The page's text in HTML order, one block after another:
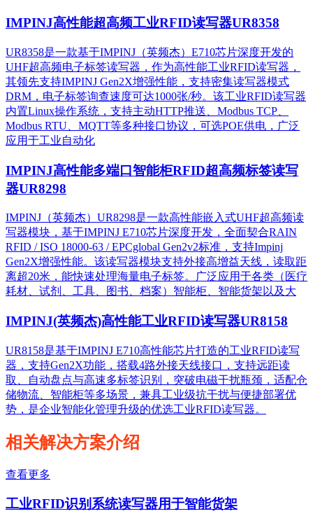
IMPINJ高性能超高频工业RFID读写器UR8358
UR8358是一款基于IMPINJ（英频杰）E710芯片深度开发的
UHF超高频电子标签读写器，作为高性能工业RFID读写器，
其领先支持IMPINJ Gen2X增强性能，支持密集读写器模式
DRM，电子标签询查速度可达1000张/秒。该工业RFID读写器
内置Linux操作系统，支持主动HTTP推送、Modbus TCP、
Modbus RTU、MQTT等多种接口协议，可选POE供电，广泛
应用于工业自动化
IMPINJ高性能多端口智能柜RFID超高频标签读写
器UR8298
IMPINJ（英频杰）UR8298是一款高性能嵌入式UHF超高频读
写器模块，基于IMPINJ E710芯片深度开发，全面契合RAIN
RFID / ISO 18000-63 / EPCglobal Gen2v2标准，支持Impinj
Gen2X增强性能。该读写器模块支持外接高增益天线，读取距
离超20米，能快速处理海量电子标签。广泛应用于各类（医疗
耗材、试剂、工具、图书、档案）智能柜、智能货架以及大
IMPINJ(英频杰)高性能工业RFID读写器UR8158
UR8158是基于IMPINJ E710高性能芯片打造的工业RFID读写
器，支持Gen2X功能，搭载4路外接天线接口，支持远距读
取、自动盘点与高速多标签识别，突破电磁干扰瓶颈，适配仓
储物流、智能柜等多场景，兼具工业级抗干扰与便捷部署优
势，是企业智能化管理升级的优选工业RFID读写器。
相关解决方案介绍
查看更多
工业RFID识别系统读写器用于智能货架